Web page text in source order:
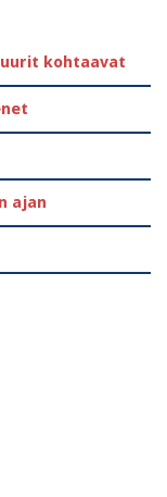
kohtaavat
ajan